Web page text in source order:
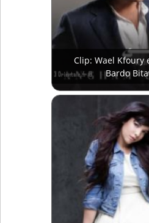
Clip: Wael Kfoury
Bardo